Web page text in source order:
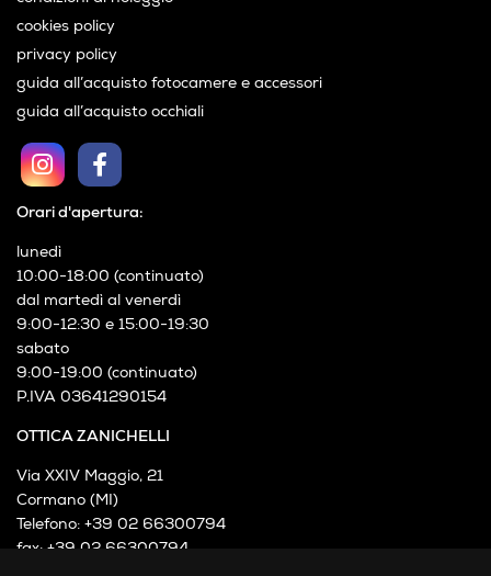
OTTICA ZANICHELLI
Via XXIV Maggio, 21
Cormano (MI)
Telefono: +39 02 66300794
fax: +39 02 66300794
Orari d'apertura:
lunedì
10:00-18:00 (continuato)
dal martedì al venerdì
9:00-12:30 e 15:00-19:30
sabato
9:00-19:00 (continuato)
P.IVA 03641290154
cookies policy
privacy policy
guida all’acquisto fotocamere e accessori
guida all’acquisto occhiali